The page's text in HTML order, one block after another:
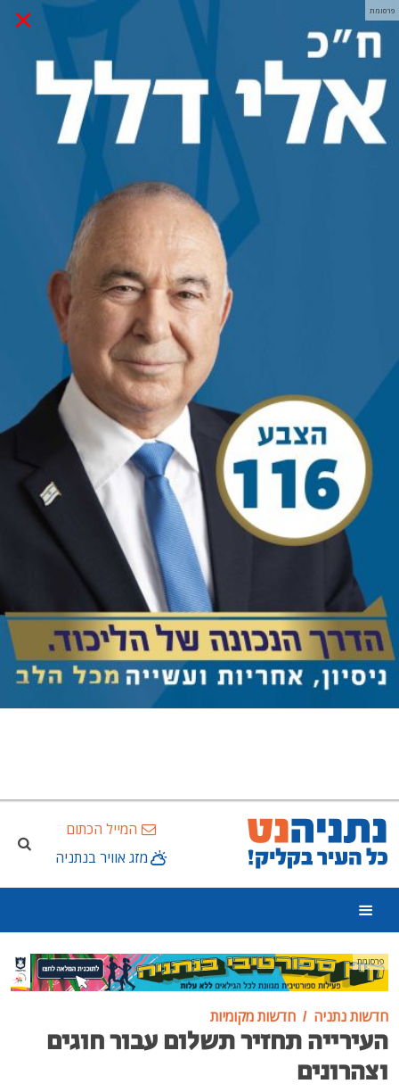
× פרסומת
המייל הכתום
מזג אוויר בנתניה
פרסומת
חדשות נתניה חדשות מקומיות
העירייה תחזיר תשלום עבור חוגים
וצהרונים